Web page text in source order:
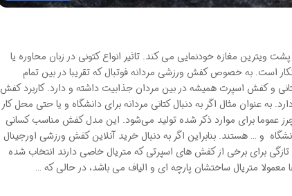
مغازه خودنمایی می کند. تاثیر انواع کتونی در زبان محاوره یا
است. به خصوص کفش ورزشی مردانه فوتبال که تقریبا در بین تمام
و کفش اسپرت همیشه در بین مردان جذابیت داشته و دارد. کاربرد کفش
عنوان مثال اگر به دنبال کتانی مردانه برای دانشگاه و یا حتی محل کار
عموما برای موارد ذکر شده تولید می‌شود. این مدل کفش مناسب کسانی
و … هستند. بنابراین اگر به دنبال خرید آنلاین کفش ورزشی اورجینال
برای برخی از کفش های اسپرتی که متریال خاصی دارند انتخاب شده
معمولا متریال ساختشان پارچه ای و الیاف می باشد، در حالی که …